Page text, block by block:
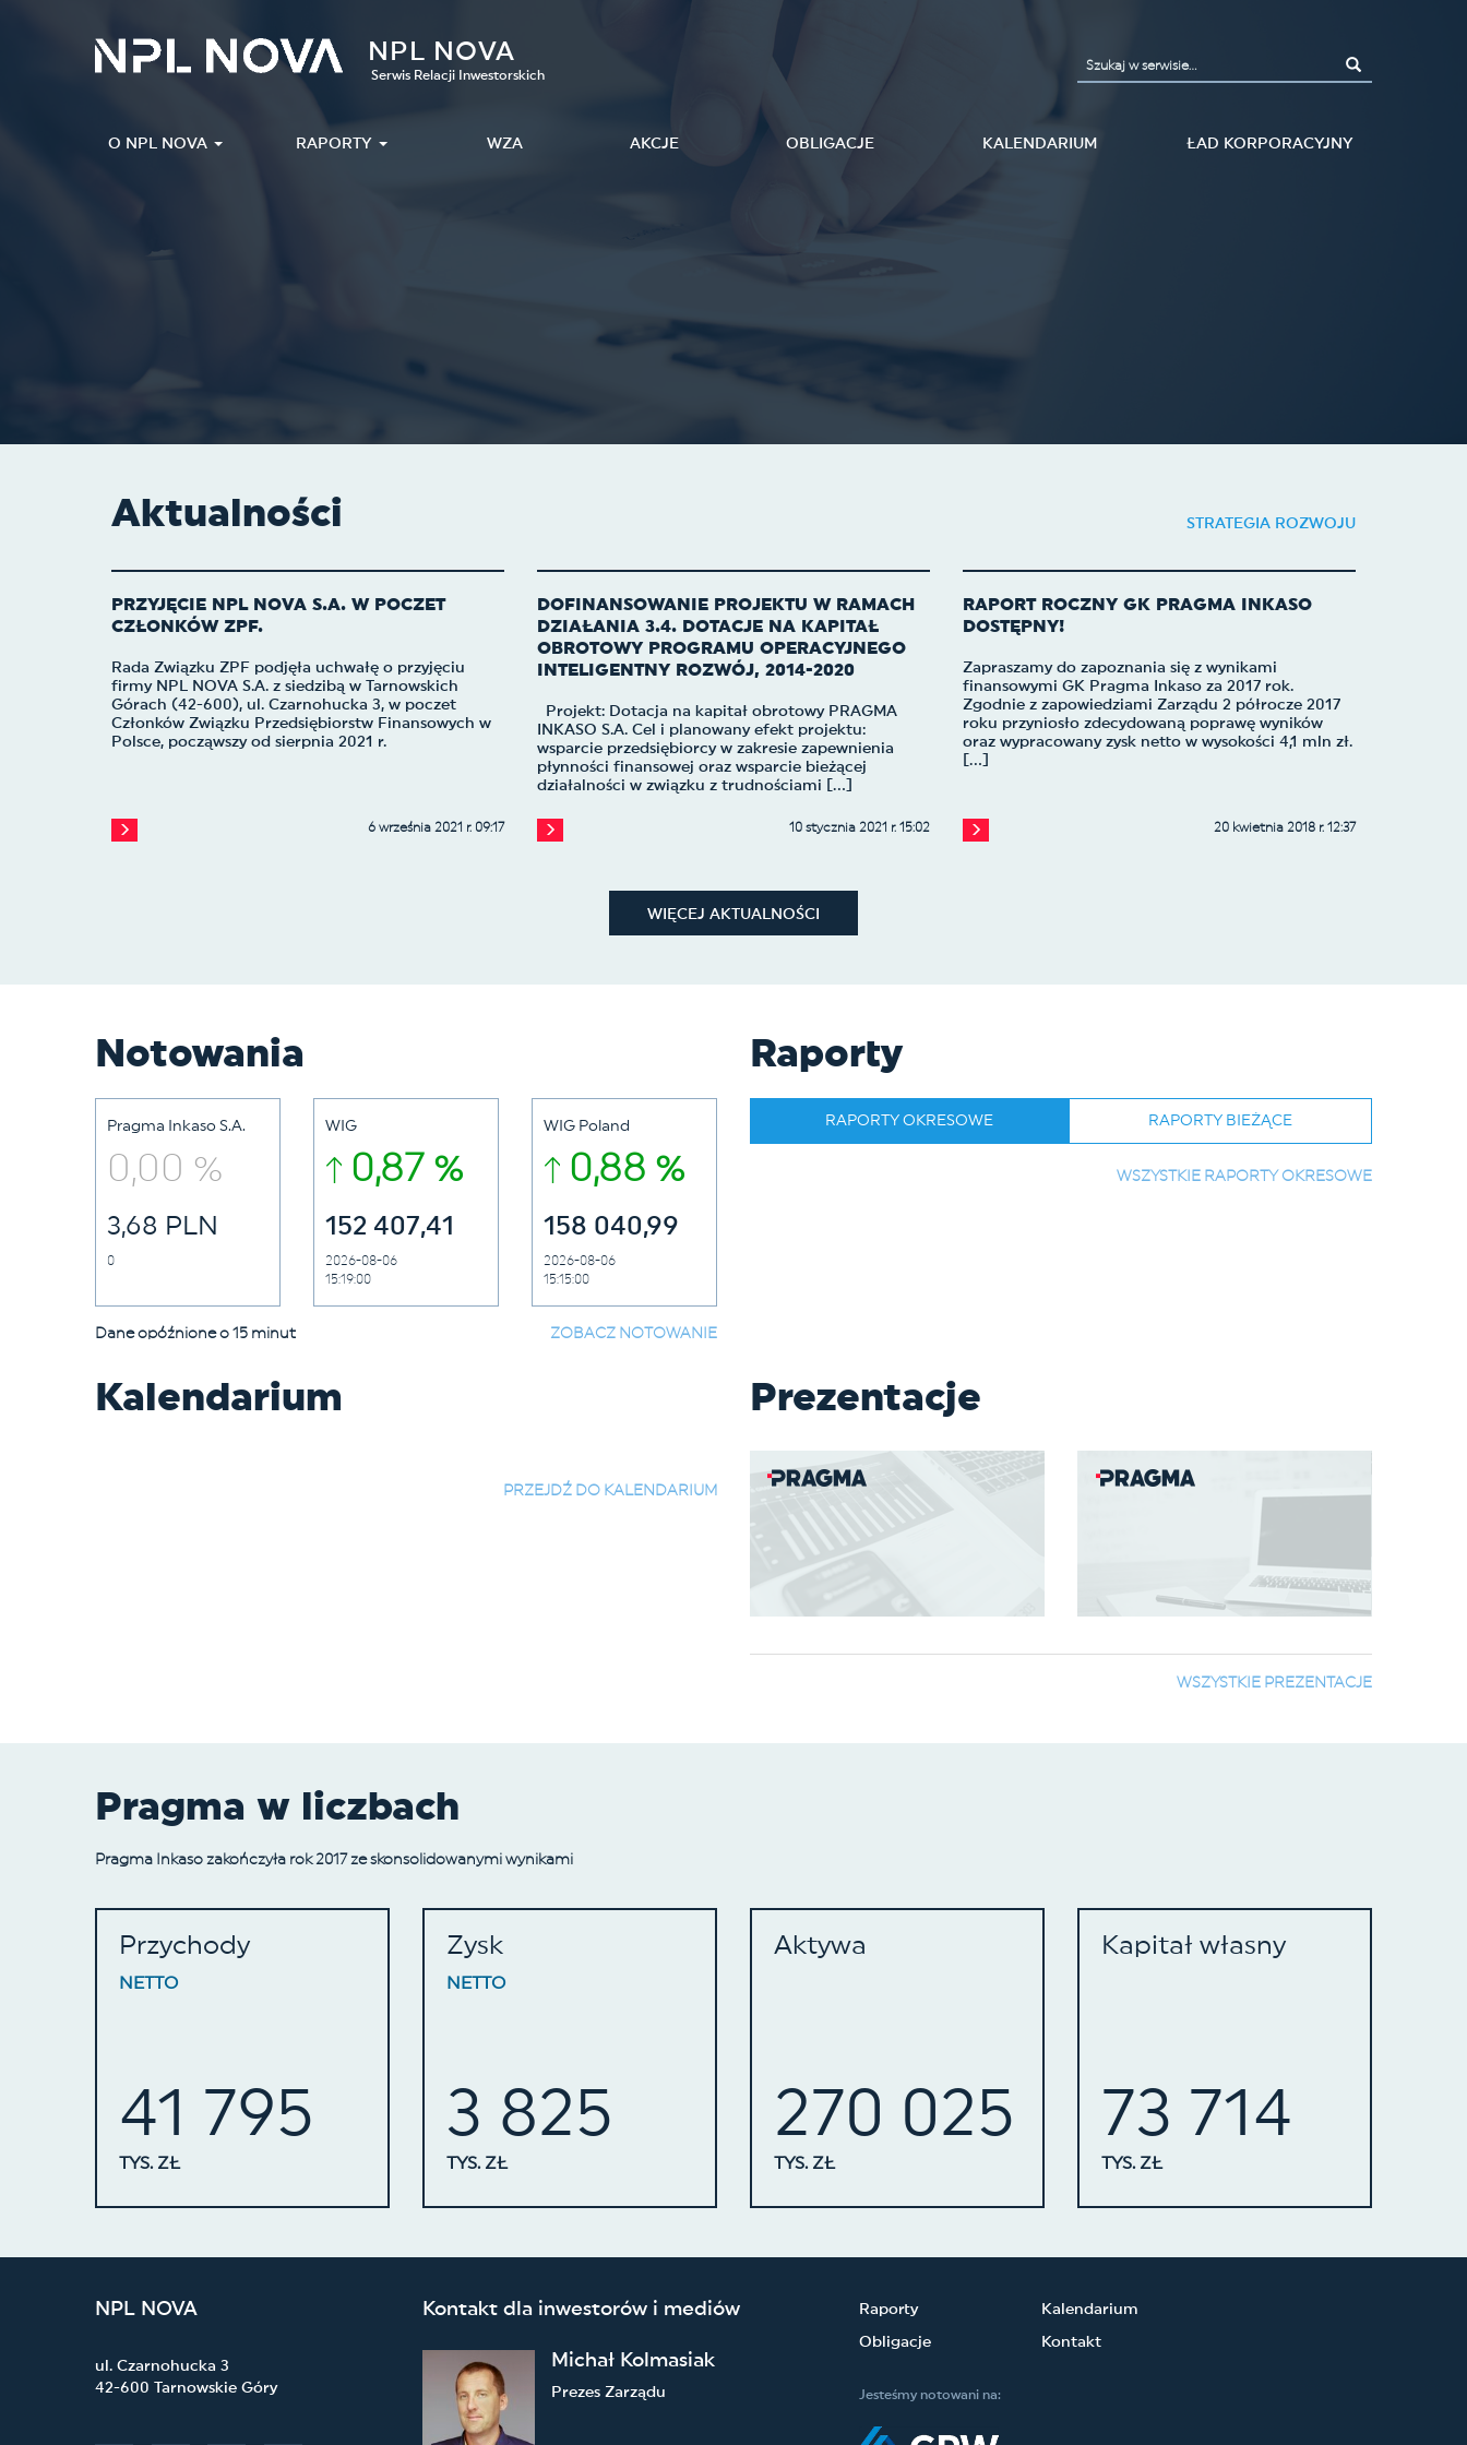
NPL NOVA
Serwis Relacji Inwestorskich
O NPL NOVA RAPORTY WZA AKCJE OBLIGACJE KALENDARIUM ŁAD KORPORACYJNY
Aktualności STRATEGIA ROZWOJU
PRZYJĘCIE NPL NOVA S.A. W POCZET
CZŁONKÓW ZPF.
Rada Związku ZPF podjęła uchwałę o przyjęciu
firmy NPL NOVA S.A. z siedzibą w Tarnowskich
Górach (42-600), ul. Czarnohucka 3, w poczet
Członków Związku Przedsiębiorstw Finansowych w
Polsce, począwszy od sierpnia 2021 r.
6 września 2021 r. 09:17
DOFINANSOWANIE PROJEKTU W RAMACH
DZIAŁANIA 3.4. DOTACJE NA KAPITAŁ
OBROTOWY PROGRAMU OPERACYJNEGO
INTELIGENTNY ROZWÓJ, 2014-2020
Projekt: Dotacja na kapitał obrotowy PRAGMA
INKASO S.A. Cel i planowany efekt projektu:
wsparcie przedsiębiorcy w zakresie zapewnienia
płynności finansowej oraz wsparcie bieżącej
działalności w związku z trudnościami [...]
10 stycznia 2021 r. 15:02
RAPORT ROCZNY GK PRAGMA INKASO
DOSTĘPNY!
Zapraszamy do zapoznania się z wynikami
finansowymi GK Pragma Inkaso za 2017 rok.
Zgodnie z zapowiedziami Zarządu 2 półrocze 2017
roku przyniosło zdecydowaną poprawę wyników
oraz wypracowany zysk netto w wysokości 4,1 mln zł.
[...]
20 kwietnia 2018 r. 12:37
WIĘCEJ AKTUALNOŚCI
Notowania
Pragma Inkaso S.A.
0,00 %
3,68 PLN
0
WIG
0,87 %
152 407,41
2026-08-06
15:19:00
WIG Poland
0,88 %
158 040,99
2026-08-06
15:15:00
Dane opóźnione o 15 minut ZOBACZ NOTOWANIE
Raporty
RAPORTY OKRESOWE RAPORTY BIEŻĄCE
WSZYSTKIE RAPORTY OKRESOWE
Kalendarium
PRZEJDŹ DO KALENDARIUM
Prezentacje
WSZYSTKIE PREZENTACJE
Pragma w liczbach
Pragma Inkaso zakończyła rok 2017 ze skonsolidowanymi wynikami
Przychody
NETTO
41 795
TYS. ZŁ
Zysk
NETTO
3 825
TYS. ZŁ
Aktywa
270 025
TYS. ZŁ
Kapitał własny
73 714
TYS. ZŁ
NPL NOVA
ul. Czarnohucka 3
42-600 Tarnowskie Góry
Kontakt dla inwestorów i mediów
Michał Kolmasiak
Prezes Zarządu
Raporty
Obligacje
Kalendarium
Kontakt
Jesteśmy notowani na: